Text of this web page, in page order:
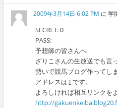
2009年3月14日 6:02 PM に学
SECRET: 0
PASS:
予想師の皆さんへ
ざりこさんの生放送でも言
勢いで競馬ブログ作ってし
アドレスは↓です。
よろしければ相互リンクを
http://